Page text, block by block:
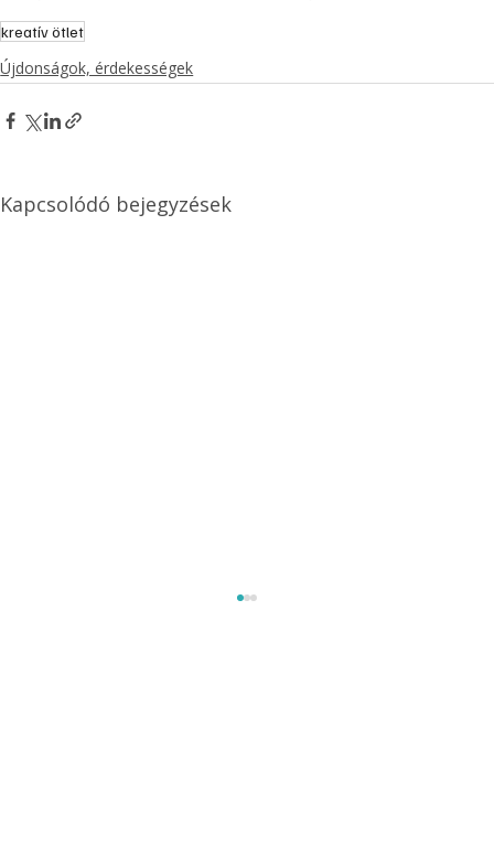
kreatív ötlet
Újdonságok, érdekességek
Kapcsolódó bejegyzések